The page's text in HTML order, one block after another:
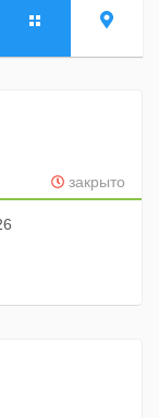
закрыто